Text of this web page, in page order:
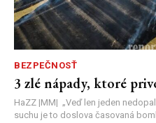
BEZPEČNOSŤ
3 zlé nápady, ktoré
HaZZ |MM| ​„Veď len jeden
suchu je to doslova časovaná